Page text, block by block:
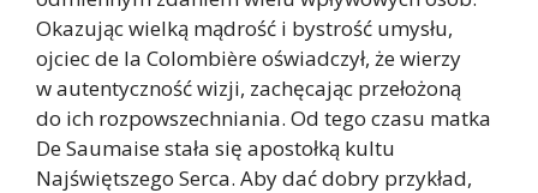
Okazując wielką mądrość i bystrość umysłu,
ojciec de la Colombière oświadczył, że wierzy
w autentyczność wizji, zachęcając przełożoną
do ich rozpowszechniania. Od tego czasu matka
De Saumaise stała się apostołką kultu
Najświętszego Serca. Aby dać dobry przykład,